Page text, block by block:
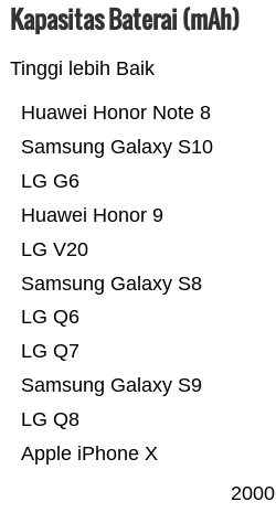
Kapasitas Baterai (mAh)
Tinggi lebih Baik
Apple iPhone X
LG Q8
Samsung Galaxy S9
LG Q7
LG Q6
Samsung Galaxy S8
LG V20
Huawei Honor 9
LG G6
Samsung Galaxy S10
Huawei Honor Note 8
2000